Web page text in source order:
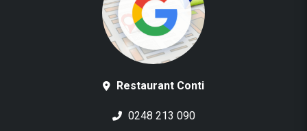
Restaurant Conti
0248 213 090